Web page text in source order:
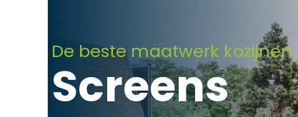
De beste maatwerk kozijnen
Screens